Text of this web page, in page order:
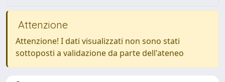
Attenzione
Attenzione! I dati visualizzati non sono stati
sottoposti a validazione da parte dell'ateneo